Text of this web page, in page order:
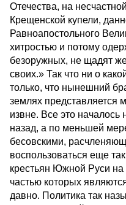
Отечества, на
Крещенской купели,
Равноапостольного
хитростью и потому
безоружных, не щадят
своих.» Так что ни о
только, что нынешний
землях представляется
извне. Все это
назад, а по меньшей
бесовскими,
воспользоваться еще
крестьян Южной Руси
частью которых
давно. Политика так